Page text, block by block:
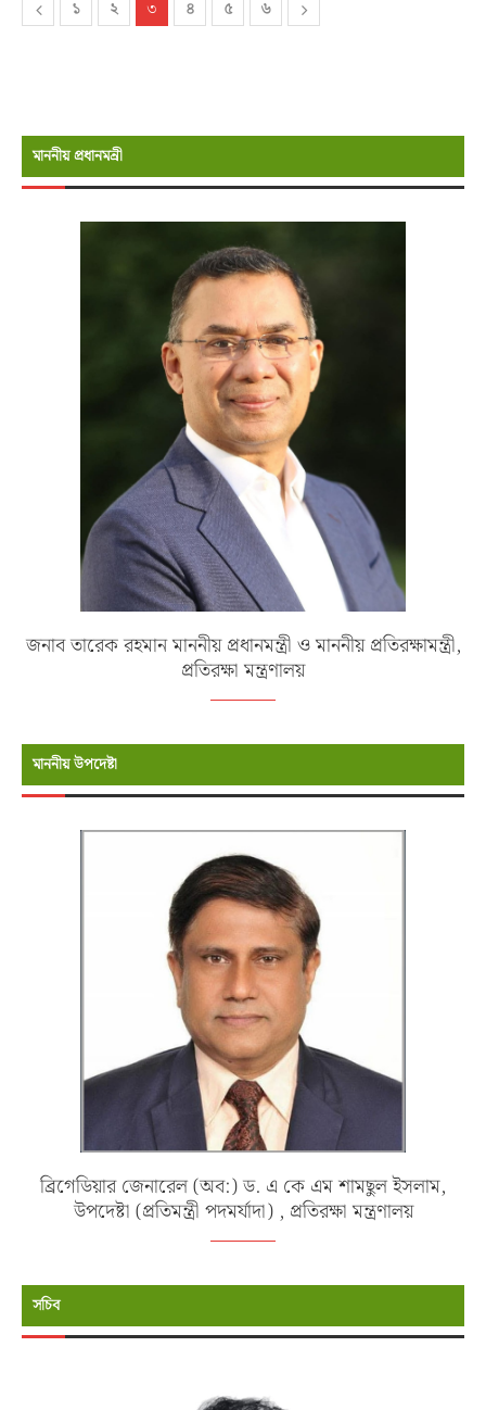
১ ২ ৩ ৪ ৫ ৬
মাননীয় প্রধানমন্রী
জনাব তারেক রহমান মাননীয় প্রধানমন্ত্রী ও মাননীয় প্রতিরক্ষামন্ত্রী,
প্রতিরক্ষা মন্ত্রণালয়
মাননীয় উপদেষ্টা
ব্রিগেডিয়ার জেনারেল (অব:) ড. এ কে এম শামছুল ইসলাম,
উপদেষ্টা (প্রতিমন্ত্রী পদমর্যাদা) , প্রতিরক্ষা মন্ত্রণালয়
সচিব